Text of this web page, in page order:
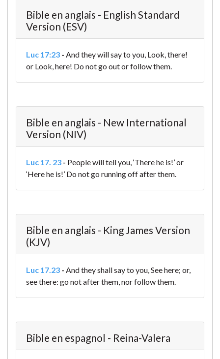
Bible en anglais - English Standard
Version (ESV)
Luc 17:23 - And they will say to you, Look, there!
or Look, here! Do not go out or follow them.
Bible en anglais - New International
Version (NIV)
Luc 17. 23 - People will tell you, ‘There he is!’ or
‘Here he is!’ Do not go running off after them.
Bible en anglais - King James Version
(KJV)
Luc 17.23 - And they shall say to you, See here; or,
see there: go not after them, nor follow them.
Bible en espagnol - Reina-Valera